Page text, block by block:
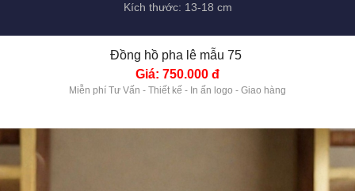
Kích thước: 13-18 cm
Đồng hồ pha lê mẫu 75
Giá: 750.000 đ
Miễn phí Tư Vấn - Thiết kế - In ấn logo - Giao hàng